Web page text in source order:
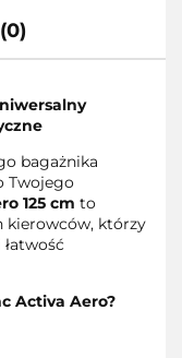
bagażnika
Twojego
125 cm to
kierowców, którzy
Activa Aero?